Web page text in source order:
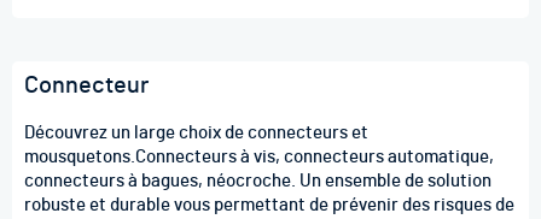
Connecteur
Découvrez un large choix de connecteurs et
mousquetons.Connecteurs à vis, connecteurs automatique,
connecteurs à bagues, néocroche. Un ensemble de solution
robuste et durable vous permettant de prévenir des risques de